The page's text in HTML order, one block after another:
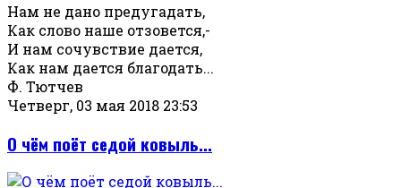
Нам не дано предугадать,
Как слово наше отзовется,-
И нам сочувствие дается,
Как нам дается благодать...
Ф. Тютчев
Четверг, 03 мая 2018 23:53
О чём поёт седой ковыль...